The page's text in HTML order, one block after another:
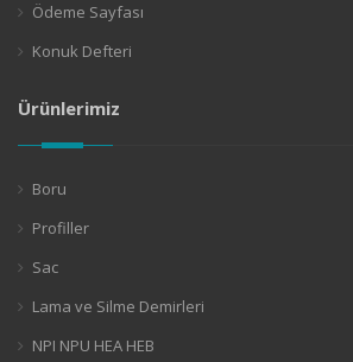
Ödeme Sayfası
Konuk Defteri
Ürünlerimiz
Boru
Profiller
Sac
Lama ve Silme Demirleri
NPI NPU HEA HEB